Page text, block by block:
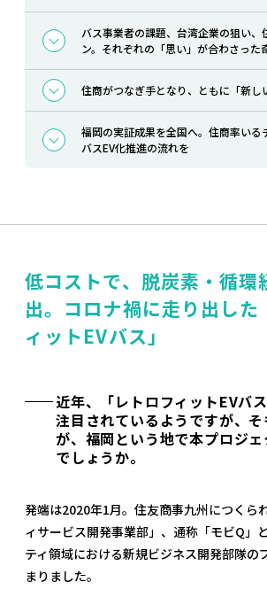
バス事業者の課題、台湾企業の狙い、
ン。それぞれの「思い」が合わさった
住商がつなぎ手となり、ともに「新し
福岡の実証成果を全国へ。住商率いる
バスEV化推進の流れを
低コストで、脱炭素・循環
出。コロナ禍に走り出した
ィットEVバス」
近年、「レトロフィットEVバ
注目されているようですが、
が、福岡という地で本プロジ
でしょうか。
発端は2020年1月。住友商事九州につくら
ィサービス開発事業部」、通称「モビQ」
ティ領域における新規ビジネス開発部隊の
まりました。